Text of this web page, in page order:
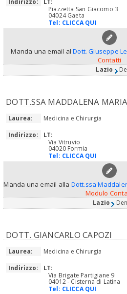
Indirizzo: LT:
Piazzetta San Giacomo 3
04024 Gaeta
Tel: CLICCA QUI
Manda una email alDott. Giuseppe
Contatti
Lazio
DOTT.SSA MADDALENA
Laurea:
Medicina e Chirurgia
Indirizzo:
LT:
Via Vitruvio
04020 Formia
Tel: CLICCA QUI
Manda una email alla Dott.ssa
Modulo
Lazio
DOTT. GIANCARLO CAPOZI
Laurea:
Medicina e Chirurgia
Indirizzo:
LT:
Via Brigate Partigiane 9
04012 - Cisterna di Latina
Tel: CLICCA QUI